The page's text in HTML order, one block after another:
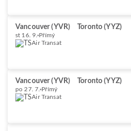
Vancouver (YVR) Toronto (YYZ)
st 16. 9. Přímý
Air Transat
Vancouver (YVR) Toronto (YYZ)
po 27. 7. Přímý
Air Transat